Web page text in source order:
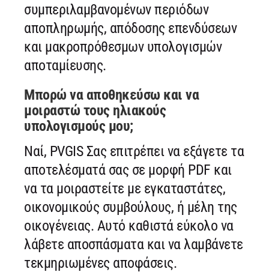
συμπεριλαμβανομένων περιόδων
αποπληρωμής, απόδοσης επενδύσεων
και μακροπρόθεσμων υπολογισμών
αποταμίευσης.
Μπορώ να αποθηκεύσω και να
μοιραστώ τους ηλιακούς
υπολογισμούς μου;
Ναί, PVGIS Σας επιτρέπει να εξάγετε τα
αποτελέσματά σας σε μορφή PDF και
να τα μοιραστείτε με εγκαταστάτες,
οικονομικούς συμβούλους, ή μέλη της
οικογένειας. Αυτό καθιστά εύκολο να
λάβετε αποσπάσματα και να λαμβάνετε
τεκμηριωμένες αποφάσεις.